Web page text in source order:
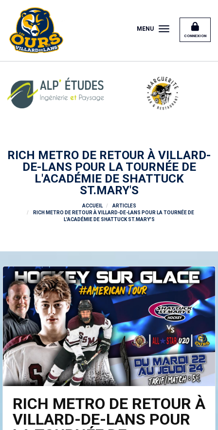
CONNEXION
MENU
RICH METRO DE RETOUR À VILLARD-
DE-LANS POUR LA TOURNÉE DE
L'ACADÉMIE DE SHATTUCK
ST.MARY'S
ACCUEIL
ARTICLES
RICH METRO DE RETOUR À VILLARD-DE-LANS POUR LA TOURNÉE DE
L'ACADÉMIE DE SHATTUCK ST.MARY'S
RICH METRO DE RETOUR À
VILLARD-DE-LANS POUR
Panneau de gestion des cookies